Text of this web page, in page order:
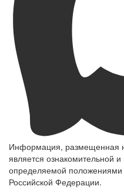
Информация, размещенная
является ознакомительной
определяемой положениями
Российской Федерации.